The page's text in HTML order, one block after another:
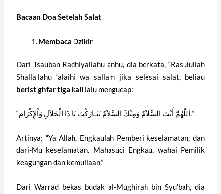
Bacaan Doa Setelah Salat
Membaca Dzikir
Dari Tsauban Radhiyallahu anhu, dia berkata, “Rasulullah
Shallallahu ‘alaihi wa sallam jika selesai salat, beliau
beristighfar tiga kali lalu mengucap:
“اَللّهُمَّ أَنْتَ السَّلاَمُ وَمِنْكَ السَّلاَمُ تَبَـارَكْتَ يَا ذَا الْجَلاَلِ وَاْلإِكْرَام.”
Artinya: “Ya Allah, Engkaulah Pemberi keselamatan, dan
dari-Mu keselamatan. Mahasuci Engkau, wahai Pemilik
keagungan dan kemuliaan.”
Dari Warrad bekas budak al-Mughirah bin Syu’bah, dia